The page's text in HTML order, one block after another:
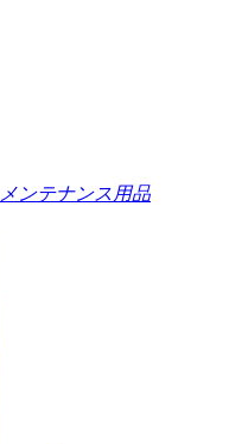
メンテナンス用品